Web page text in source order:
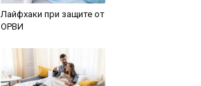
Лайфхаки при защите от
ОРВИ